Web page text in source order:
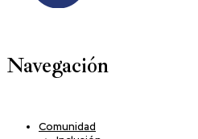
Navegación
Comunidad